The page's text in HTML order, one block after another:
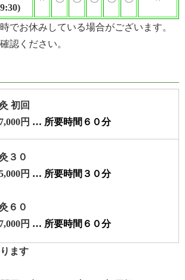
でお休みしている場合がございます。
認ください。
初回
円 … 所要時間６０分
３０
円 … 所要時間３０分
６０
円 … 所要時間６０分
ます